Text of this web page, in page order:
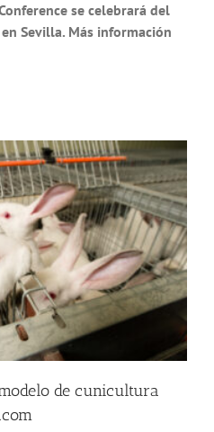
se celebrará del
Sevilla. Más información
de cunicultura